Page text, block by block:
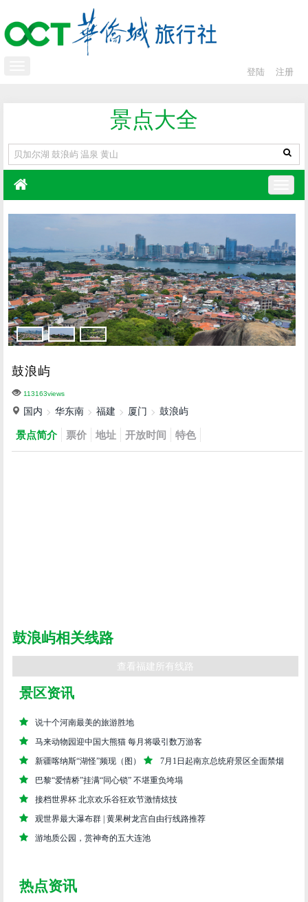
登陆 注册
景点大全
鼓浪屿
113163views
国内 华东南 福建 厦门 鼓浪屿
景点简介 票价 地址 开放时间 特色
鼓浪屿相关线路
查看福建所有线路
景区资讯
说十个河南最美的旅游胜地
马来动物园迎中国大熊猫 每月将吸引数万游客
新疆喀纳斯“湖怪”频现（图）
7月1日起南京总统府景区全面禁烟
巴黎“爱情桥”挂满“同心锁” 不堪重负垮塌
接档世界杯 北京欢乐谷狂欢节激情炫技
观世界最大瀑布群 | 黄果树龙宫自由行线路推荐
游地质公园，赏神奇的五大连池
热点资讯